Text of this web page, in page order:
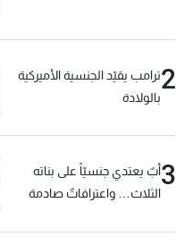
2ترامب يقيّد الجنسية الأميركية
بالولادة
3أبٌ يعتدي جنسيّاً على بناته
الثلاث… واعترافاتٌ صادمة